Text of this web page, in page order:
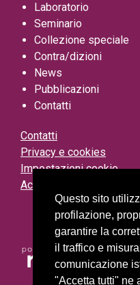
Questo sito
profilazione,
garantire la
il traffico e
comunicazione
"Accetta tutti" ne
Laboratorio
Seminario
Collezione speciale
Contra/dizioni
News
Pubblicazioni
Contatti
Contatti
Privacy e cookies
Impostazioni cookie
Accessibilità